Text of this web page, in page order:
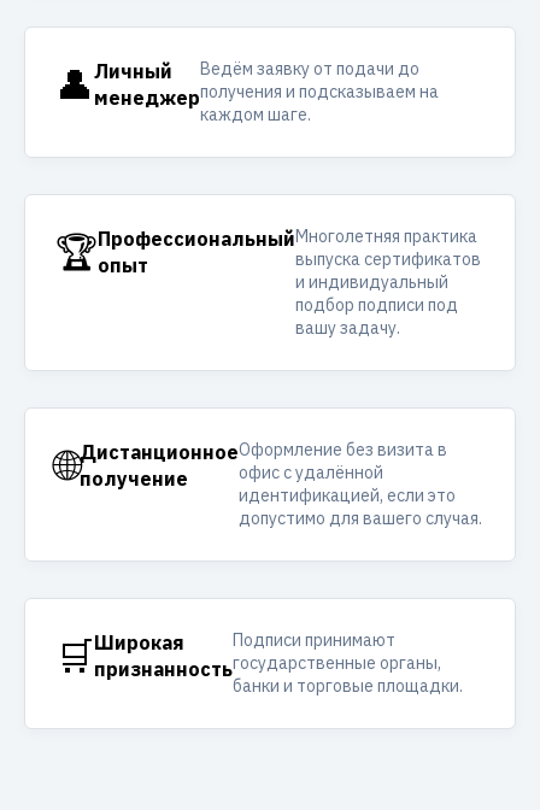
👤 Личный
менеджер
Ведём заявку от подачи до
получения и подсказываем на
каждом шаге.
🏆Профессиональный
опыт
Многолетняя практика
выпуска сертификатов
и индивидуальный
подбор подписи под
вашу задачу.
🌐Дистанционное
получение
Оформление без визита в
офис с удалённой
идентификацией, если это
допустимо для вашего случая.
🛒Широкая
признанность
Подписи принимают
государственные органы,
банки и торговые площадки.